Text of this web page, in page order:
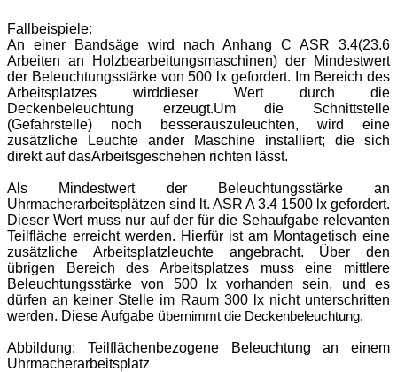
Fallbeispiele:
An einer Bandsäge wird nach Anhang C ASR 3.4(23.6
Arbeiten an Holzbearbeitungsmaschinen) der Mindestwert
der Beleuchtungsstärke von 500 lx gefordert. Im Bereich des
Arbeitsplatzes wirddieser Wert durch die
Deckenbeleuchtung erzeugt.Um die Schnittstelle
(Gefahrstelle) noch besserauszuleuchten, wird eine
zusätzliche Leuchte ander Maschine installiert; die sich
direkt auf dasArbeitsgeschehen richten lässt.
Als Mindestwert der Beleuchtungsstärke an
Uhrmacherarbeitsplätzen sind lt. ASR A 3.4 1500 lx gefordert.
Dieser Wert muss nur auf der für die Sehaufgabe relevanten
Teilfläche erreicht werden. Hierfür ist am Montagetisch eine
zusätzliche Arbeitsplatzleuchte angebracht. Über den
übrigen Bereich des Arbeitsplatzes muss eine mittlere
Beleuchtungsstärke von 500 lx vorhanden sein, und es
dürfen an keiner Stelle im Raum 300 lx nicht unterschritten
werden. Diese Aufgabe übernimmt die Deckenbeleuchtung.
Abbildung: Teilflächenbezogene Beleuchtung an einem
Uhrmacherarbeitsplatz